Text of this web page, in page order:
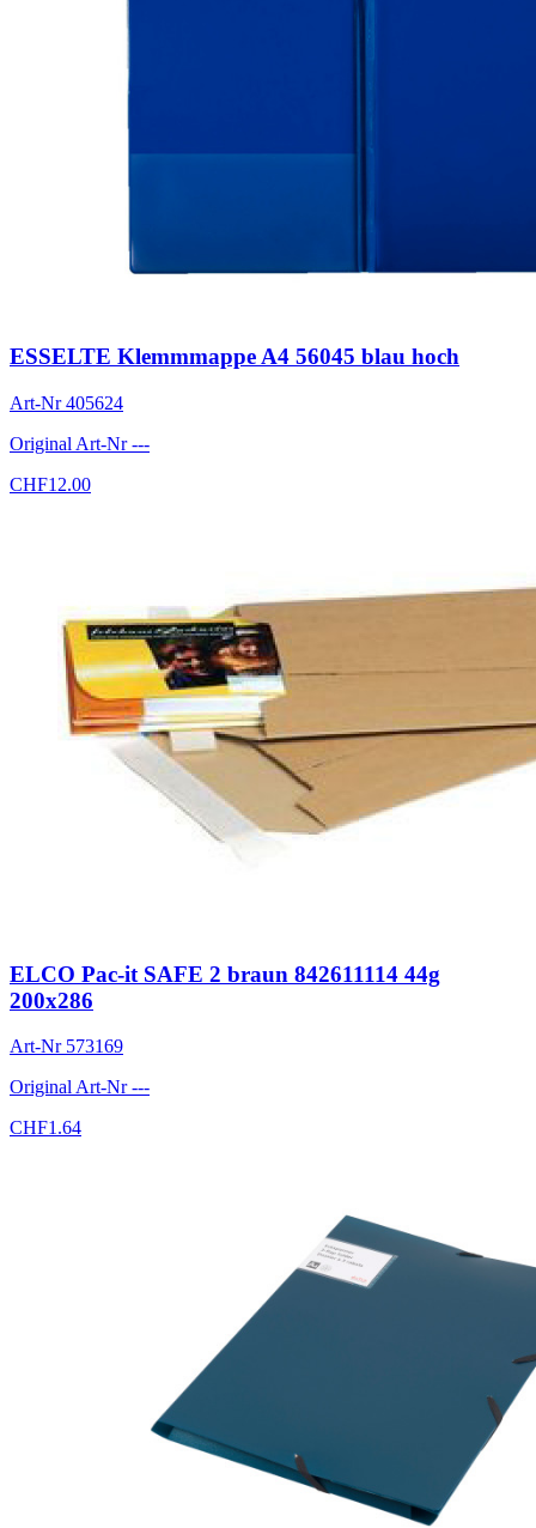
ESSELTE Klemmmappe A4 56045 blau hoch
Art-Nr405624
Original Art-Nr---
CHF12.00
ELCO Pac-it SAFE 2 braun 842611114 44g
200x286
Art-Nr 573169
Original Art-Nr---
CHF1.64